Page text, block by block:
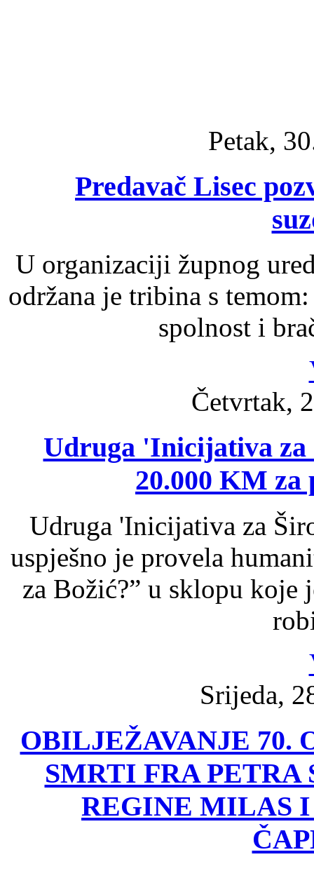
Petak,
Predavač Lisec
U organizaciji župnog
održana je tribina s
spolnost i
Četvrtak,
Udruga 'Inicijativa
20.000 KM za
Udruga 'Inicijativa za
uspješno je provela
za Božić?” u sklopu
Srijeda,
OBILJEŽAVANJE 70.
SMRTI FRA PETRA
REGINE MILAS